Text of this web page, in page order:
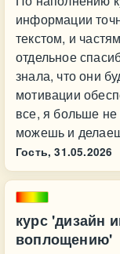
информации
текстом, и
отдельное
знала, что они
мотивации
все, я больше не
можешь и
Гость, 31.05.2026
курс 'дизайн
воплощению'